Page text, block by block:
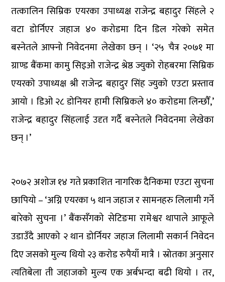
तत्कालिन सिम्रिक एयरका उपाध्यक्ष राजेन्द्र बहादुर सिंहले २
वटा डोर्निएर जहाज ४० करोडमा दिन डिल गरेको समेत
बस्नेतले आफ्नो निवेदनमा लेखेका छन् । ‘२५ चैत्र २०७१ मा
ग्राण्ड बैंकमा कामु सिइओ राजेन्द्र श्रेष्ठ ज्युको रोहबरमा सिम्रिक
एयरको उपाध्यक्ष श्री राजेन्द्र बहादुर सिंह ज्युको एउटा प्रस्ताव
आयो । डिओ २८ डोनियर हामी सिम्रिकले ४० करोडमा लिन्छौँ,’
राजेन्द्र बहादुर सिंहलाई उदृत गर्दै बस्नेतले निवेदनमा लेखेका
छन् ।’
२०७२ अशोज १४ गते प्रकाशित नागरिक दैनिकमा एउटा सुचना
छापियो – ‘अग्नि एयरका ५ थान जहाज र सामनहरु लिलामी गर्ने
बारेको सुचना ।’ बैंकसँगको सेटिङमा रामेश्वर थापाले आफूले
उडाउँदै आएको २ थान डोर्नियर जहाज लिलामी सकार्न निवेदन
दिए जसको मुल्य थियो २३ करोड रुपैयाँ मात्रै । स्रोतका अनुसार
त्यतिबेला ती जहाजको मुल्य एक अर्बभन्दा बढी थियो । तर,